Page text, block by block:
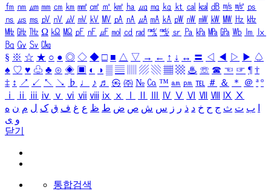
㎙ ㎚ ㎛ ㎜ ㎝ ㎞ ㎟ ㎠ ㎡ ㎢ ㏊ ㎍ ㎎ ㎏ ㏏ ㎈ ㎉ ㏈ ㎧ ㎨ ㎰
㎱ ㎲ ㎳ ㎴ ㎵ ㎶ ㎷ ㎸ ㎹ ㎀ ㎁ ㎂ ㎃ ㎄ ㎺ ㎻ ㎽ ㎾ ㎿ ㎐ ㎑
㎒ ㎓ ㎔ Ω ㏀ ㏁ ㎊ ㎋ ㎌ ㏖ ㏅ ㎭ ㎮ ㎯ ㏛ ㎩ ㎪ ㎫ ㎬ ㏝ ㏐
㏓
㏃ ㏉ ㏜ ㏆
§ ※ ☆ ★ ○ ● ◎ ◇ ◆ □ ■ △ ▽ → ← ↑ ↓ ↔ 〓 ◁ ◀ ▷ ▶ ♤
♠ ♡ ♥ ♧ ♣ ⊙ ◈ ▣ ◐ ◑ ▒ ▤ ▨ ▧ ▦ ▩ ♨ ☏ ☎ ☜ ☞ ¶ †
‡ ↕ ↗ ↙ ↖ ↘ ♭ ♩ ♪ ♬ ㉿ ㈜ № ㏇ ™ ㏂ ㏘ ℡ ＃ ＆ ＊ ＠ ª º
ⅰ
ⅱ ⅲ ⅳ ⅴ ⅵ ⅶ ⅷ ⅸ ⅹ Ⅳ Ⅴ Ⅵ Ⅶ Ⅷ Ⅸ Ⅹ
ب ت ث ج ح خ د ذ ر ز س ش ص ض ط ظ ع غ ف ق ک ل م ن ه
و ی
닫기
통합검색